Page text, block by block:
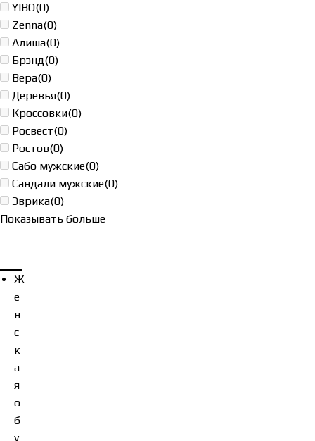
YIBO(0)
Zenna(0)
Алиша(0)
Брэнд(0)
Вера(0)
Деревья(0)
Кроссовки(0)
Росвест(0)
Ростов(0)
Сабо мужские(0)
Сандали мужские(0)
Эврика(0)
Показывать больше
Ж
е
н
с
к
а
я
о
б
у